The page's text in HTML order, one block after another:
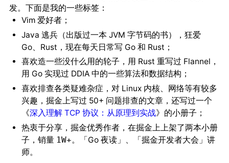
发。下面是我的一些标签：
Vim 爱好者；
Java 逃兵（出版过一本 JVM 字节码的书），狂爱
Go、Rust，现在每天日常写 Go 和 Rust；
喜欢造一些没什么用的轮子，用 Rust 重写过 Flannel，
用 Go 实现过 DDIA 中的一些算法和数据结构；
喜欢排查各类疑难杂症，对 Linux 内核、网络等有较多
兴趣，掘金上写过 50+ 问题排查的文章，还写过一个
《深入理解 TCP 协议：从原理到实战》的小册子；
热衷于分享，掘金优秀作者，在掘金上上架了两本小册
子，销量 1W+。「Go 夜读」、「掘金开发者大会」讲
师。